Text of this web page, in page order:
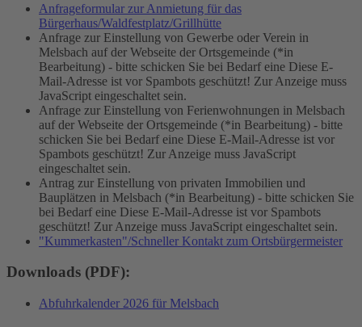
Anfrageformular zur Anmietung für das
Bürgerhaus/Waldfestplatz/Grillhütte
Anfrage zur Einstellung von Gewerbe oder Verein in
Melsbach auf der Webseite der Ortsgemeinde (*in
Bearbeitung) - bitte schicken Sie bei Bedarf eine Diese E-
Mail-Adresse ist vor Spambots geschützt! Zur Anzeige muss
JavaScript eingeschaltet sein.
Anfrage zur Einstellung von Ferienwohnungen in Melsbach
auf der Webseite der Ortsgemeinde (*in Bearbeitung) - bitte
schicken Sie bei Bedarf eine Diese E-Mail-Adresse ist vor
Spambots geschützt! Zur Anzeige muss JavaScript
eingeschaltet sein.
Antrag zur Einstellung von privaten Immobilien und
Bauplätzen in Melsbach (*in Bearbeitung) - bitte schicken Sie
bei Bedarf eine Diese E-Mail-Adresse ist vor Spambots
geschützt! Zur Anzeige muss JavaScript eingeschaltet sein.
"Kummerkasten"/Schneller Kontakt zum Ortsbürgermeister
Downloads (PDF):
Abfuhrkalender 2026 für Melsbach